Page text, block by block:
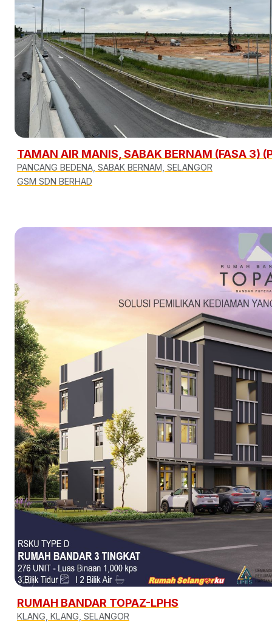
TAMAN AIR MANIS, SABAK BERNAM (FASA 3)
PANCANG BEDENA, SABAK BERNAM, SELANGOR
GSM SDN BERHAD
RUMAH BANDAR TOPAZ-LPHS
KLANG, KLANG, SELANGOR